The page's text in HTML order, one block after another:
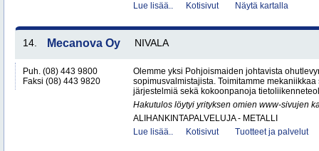
Lue lisää..
Kotisivut Näytä kartalla
14. Mecanova Oy NIVALA
Puh. (08) 443 9800
Faksi (08) 443 9820
Olemme yksi Pohjoismaiden johtavista
sopimusvalmistajista. Toimitamme
järjestelmiä sekä kokoonpanoja
Hakutulos löytyi yrityksen omien www-sivujen
ALIHANKINTAPALVELUJA - METALLI
Lue lisää..
Kotisivut Tuotteet ja palvelut